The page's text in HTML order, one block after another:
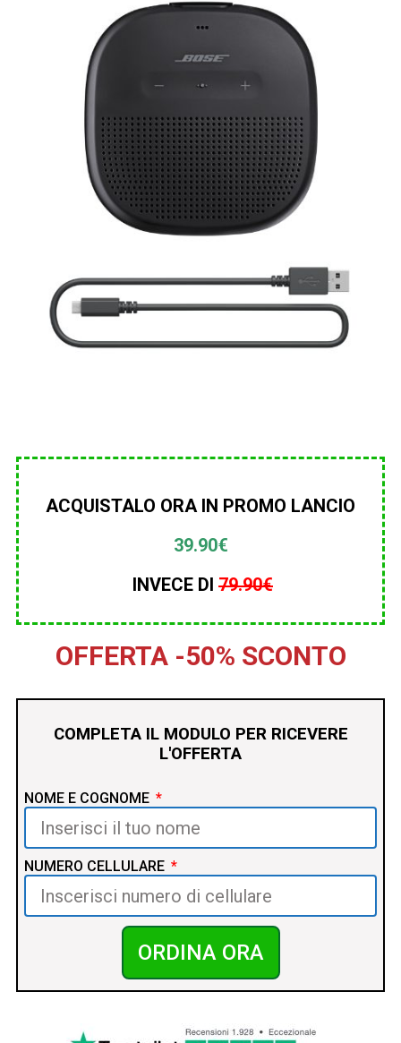
ACQUISTALO ORA IN PROMO LANCIO
39.90€
INVECE DI 79.90€
OFFERTA -50% SCONTO
COMPLETA IL MODULO PER RICEVERE
L'OFFERTA
NOME E COGNOME
NUMERO CELLULARE
ORDINA ORA